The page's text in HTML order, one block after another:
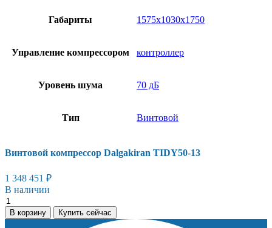
Габариты 1575x1030x1750
Управление компрессором контроллер
Уровень шума 70 дБ
Тип Винтовой
Винтовой компрессор Dalgakiran TIDY50-13
1 348 451 ₽
В наличии
Винтовой
компрессор
Dalgakiran
В корзину Купить сейчас